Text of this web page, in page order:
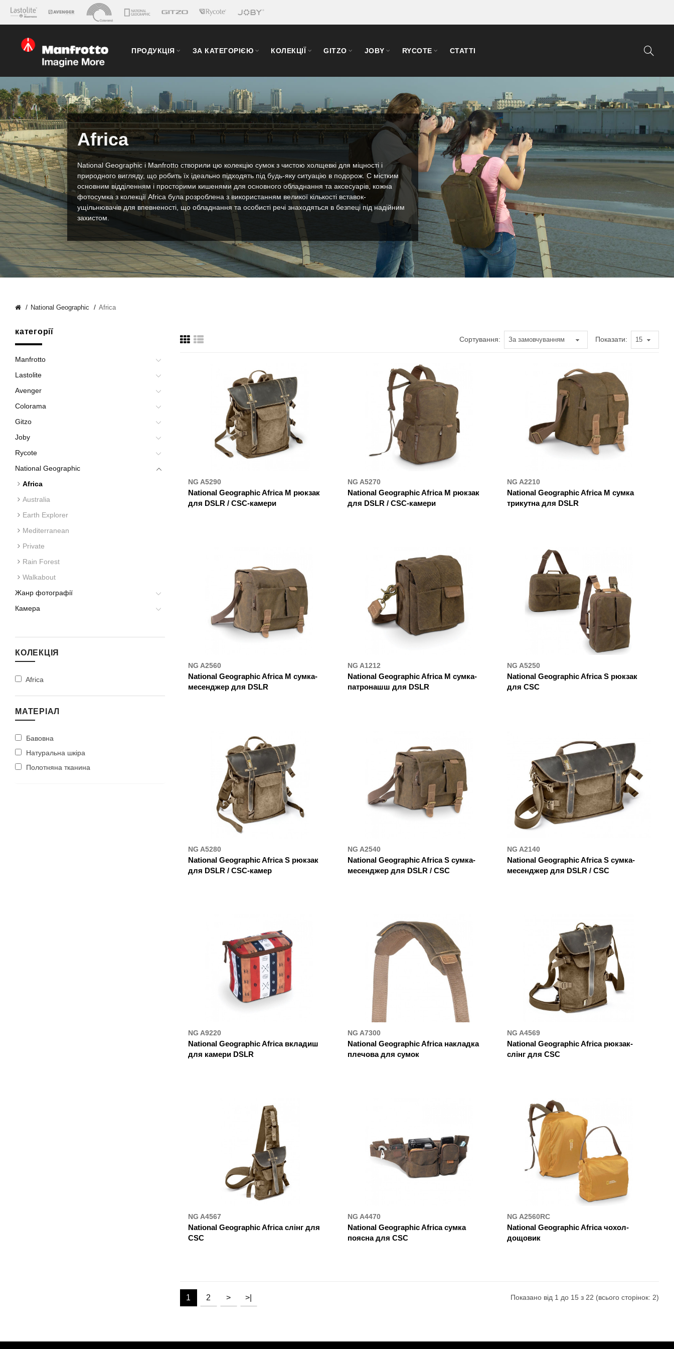
ПРОДУКЦІЯ ЗА КАТЕГОРІЄЮ КОЛЕКЦІЇ GITZO JOBY RYCOTE СТАТТІ
Africa
National Geographic і Manfrotto створили цю колекцію сумок з чистою холщевкі для міцності і
природного вигляду, що робить їх ідеально підходять під будь-яку ситуацію в подорож. C містким
основним відділенням і просторими кишенями для основного обладнання та аксесуарів, кожна
фотосумка з колекції Africa була розроблена з використанням великої кількості вставок-
ущільнювачів для впевненості, що обладнання та особисті речі знаходяться в безпеці під надійним
захистом.
National Geographic Africa
категорії
Manfrotto
Lastolite
Avenger
Colorama
Gitzo
Joby
Rycote
National Geographic
Africa
Australia
Earth Explorer
Mediterranean
Private
Rain Forest
Walkabout
Жанр фотографії
Камера
КОЛЕКЦІЯ
Africa
МАТЕРІАЛ
Бавовна
Натуральна шкіра
Полотняна тканина
Сортування: Показати:
NG A5290
National Geographic Africa M рюкзак
для DSLR / CSC-камери
NG A5270
National Geographic Africa M рюкзак
для DSLR / CSC-камери
NG A2210
National Geographic Africa M сумка
трикутна для DSLR
NG A2560
National Geographic Africa M сумка-
месенджер для DSLR
NG A1212
National Geographic Africa M сумка-
патронашш для DSLR
NG A5250
National Geographic Africa S рюкзак
для CSC
NG A5280
National Geographic Africa S рюкзак
для DSLR / CSC-камер
NG A2540
National Geographic Africa S сумка-
месенджер для DSLR / CSC
NG A2140
National Geographic Africa S сумка-
месенджер для DSLR / CSC
NG A9220
National Geographic Africa вкладиш
для камери DSLR
NG A7300
National Geographic Africa накладка
плечова для сумок
NG A4569
National Geographic Africa рюкзак-
слінг для CSC
NG A4567
National Geographic Africa слінг для
CSC
NG A4470
National Geographic Africa сумка
поясна для CSC
NG A2560RC
National Geographic Africa чохол-
дощовик
1 2 > >| Показано від 1 до 15 з 22 (всього сторінок: 2)